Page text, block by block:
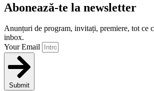
Abonează-te la newsletter
Anunțuri de program, invitați, premiere, tot ce
inbox.
Your Email
Submit